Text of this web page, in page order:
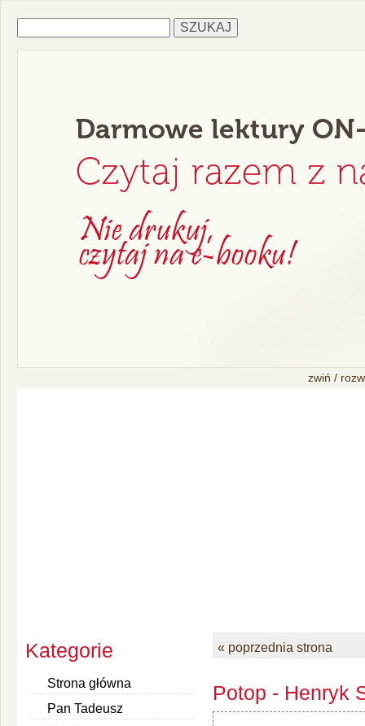
zwiń /
Kategorie
Strona główna
Pan Tadeusz
« poprzednia strona
Potop - Henryk